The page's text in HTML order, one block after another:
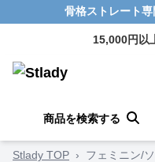
骨格ストレート
15,000円以
商品を検索する
Stlady TOP › フェミニン/